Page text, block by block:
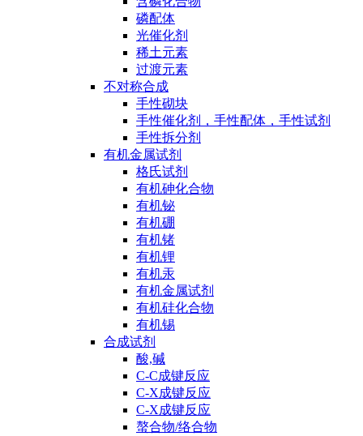
磷配体
光催化剂
稀土元素
过渡元素
不对称合成
手性砌块
手性催化剂，手性配体，手性试剂
手性拆分剂
有机金属试剂
格氏试剂
有机砷化合物
有机铋
有机硼
有机锗
有机锂
有机汞
有机金属试剂
有机硅化合物
有机锡
合成试剂
酸,碱
C-C成键反应
C-X成键反应
C-X成键反应
螯合物/络合物